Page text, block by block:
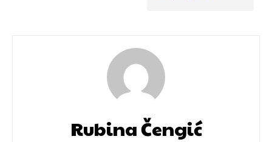
Rubina Čengić